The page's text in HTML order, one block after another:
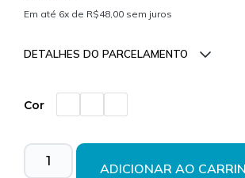
Em até 6x de R$48,00 sem juros
DETALHES DO PARCELAMENTO
Parcelas:
1x deR$288,00sem
R$
Cor
ADICIONAR AO